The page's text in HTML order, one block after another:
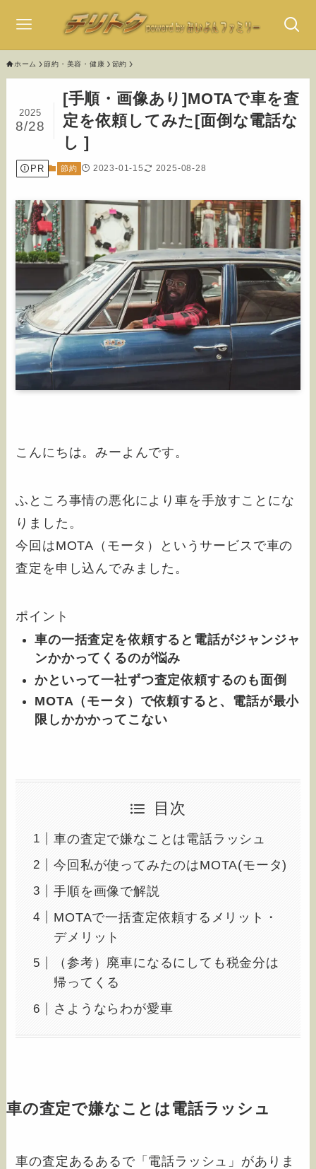
ホーム 節約・美容・健康 節約
[手順・画像あり]MOTAで車を査
定を依頼してみた[面倒な電話な
し ]
2025
8/28
PR 節約 2023-01-15 2025-08-28
こんにちは。みーよんです。
ふところ事情の悪化により車を手放すことにな
りました。
今回はMOTA（モータ）というサービスで車の
査定を申し込んでみました。
ポイント
車の一括査定を依頼すると電話がジャンジャ
ンかかってくるのが悩み
かといって一社ずつ査定依頼するのも面倒
MOTA（モータ）で依頼すると、電話が最小
限しかかかってこない
目次
車の査定で嫌なことは電話ラッシュ
今回私が使ってみたのはMOTA(モータ)
手順を画像で解説
MOTAで一括査定依頼するメリット・
デメリット
（参考）廃車になるにしても税金分は
帰ってくる
さようならわが愛車
車の査定で嫌なことは電話ラッシュ
車の査定あるあるで「電話ラッシュ」がありま